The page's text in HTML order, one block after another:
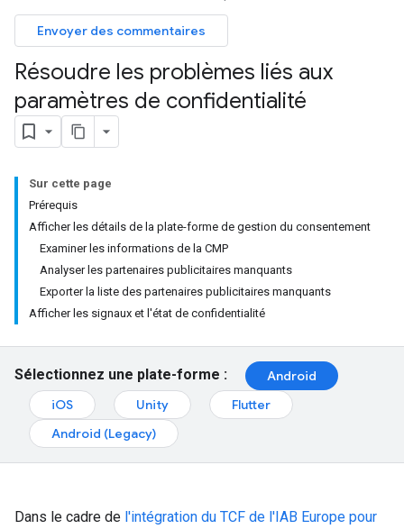
Envoyer des commentaires
Résoudre les problèmes liés aux
paramètres de confidentialité
Sur cette page
Prérequis
Afficher les détails de la plate-forme de gestion du consentement
Examiner les informations de la CMP
Analyser les partenaires publicitaires manquants
Exporter la liste des partenaires publicitaires manquants
Afficher les signaux et l'état de confidentialité
Sélectionnez une plate-forme :
Android
iOS
Unity
Flutter
Android (Legacy)
Dans le cadre de l'intégration du TCF de l'IAB Europe pour